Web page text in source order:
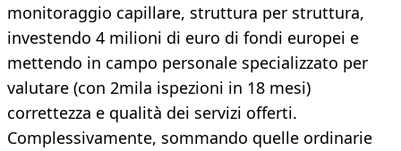
monitoraggio capillare, struttura per struttura,
investendo 4 milioni di euro di fondi europei e
mettendo in campo personale specializzato per
valutare (con 2mila ispezioni in 18 mesi)
correttezza e qualità dei servizi offerti.
Complessivamente, sommando quelle ordinarie